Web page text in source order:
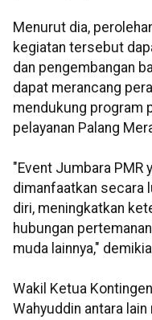
Menurut dia,
kegiatan tersebut
dan pengembangan
dapat merancang
mendukung program
pelayanan Palang
"Event Jumbara PMR
dimanfaatkan secara
diri, meningkatkan
hubungan
muda lainnya,"
Wakil Ketua
Wahyuddin antara